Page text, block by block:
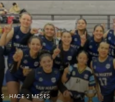
· HACE 2 MESES